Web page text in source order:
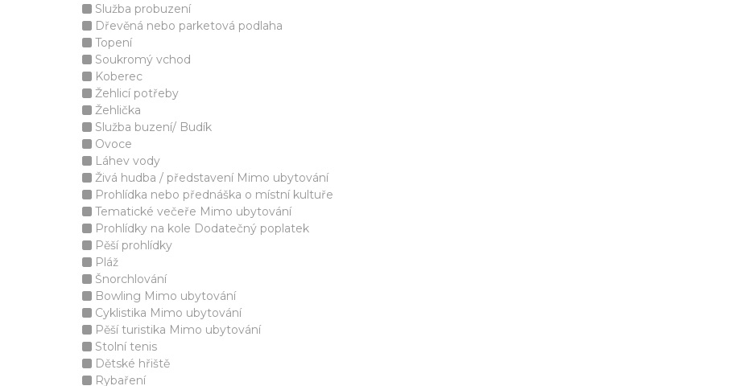
Služba probuzení
Dřevěná nebo parketová podlaha
Topení
Soukromý vchod
Koberec
Žehlicí potřeby
Žehlička
Služba buzení/ Budík
Ovoce
Láhev vody
Živá hudba / představení Mimo ubytování
Prohlídka nebo přednáška o místní kultuře
Tematické večeře Mimo ubytování
Prohlídky na kole Dodatečný poplatek
Pěší prohlídky
Pláž
Šnorchlování
Bowling Mimo ubytování
Cyklistika Mimo ubytování
Pěší turistika Mimo ubytování
Stolní tenis
Dětské hřiště
Rybaření